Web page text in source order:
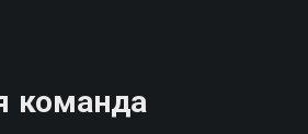
понимает, что своим
Мария понимает, что Олег
себя выдает… Удастся ли
команда